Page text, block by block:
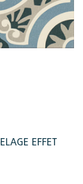
EFFET